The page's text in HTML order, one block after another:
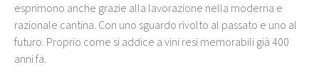
esprimono anche grazie alla lavorazione nella moderna e
razionale cantina. Con uno sguardo rivolto al passato e uno al
futuro. Proprio come si addice a vini resi memorabili già 400
anni fa.